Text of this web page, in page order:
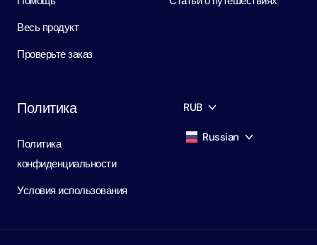
Весь продукт
Проверьте заказ
Политика
Политика
конфиденциальности
Условия использования
RUB
Russian